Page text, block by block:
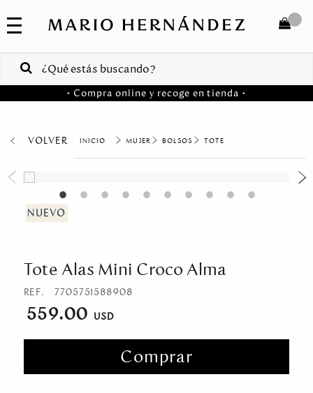
COLECCIONES
VENTAS
CORPORATIVAS
Venezuela
COMPRAR
• Compra online y recoge en tienda •
VOLVER MUJER BOLSOS TOTE
Tote Alas Mini Croco Alma
REF. 7705751588908
559.00
Comprar